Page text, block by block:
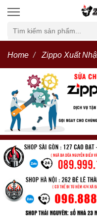
Home Zippo Xuất